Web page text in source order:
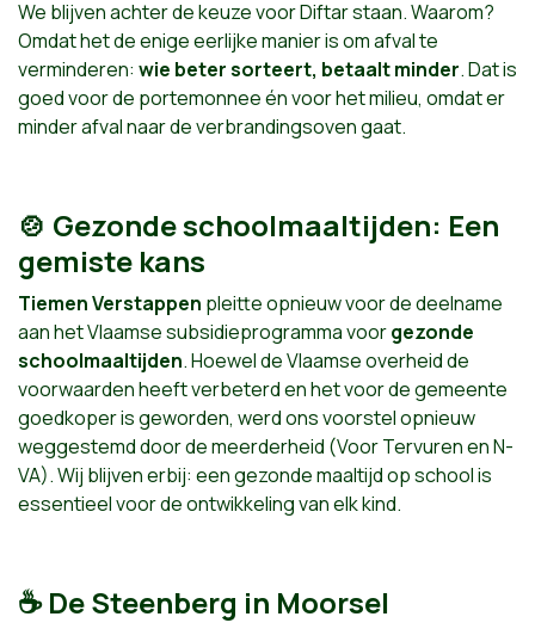
We blijven achter de keuze voor Diftar staan. Waarom?
Omdat het de enige eerlijke manier is om afval te
verminderen: wie beter sorteert, betaalt minder. Dat is
goed voor de portemonnee én voor het milieu, omdat er
minder afval naar de verbrandingsoven gaat.
🍲 Gezonde schoolmaaltijden: Een
gemiste kans
Tiemen Verstappen pleitte opnieuw voor de deelname
aan het Vlaamse subsidieprogramma voorgezonde
schoolmaaltijden. Hoewel de Vlaamse overheid de
voorwaarden heeft verbeterd en het voor de gemeente
goedkoper is geworden, werd ons voorstel opnieuw
weggestemd door de meerderheid (Voor Tervuren en N-
VA). Wij blijven erbij: een gezonde maaltijd op school is
essentieel voor de ontwikkeling van elk kind.
☕ De Steenberg in Moorsel